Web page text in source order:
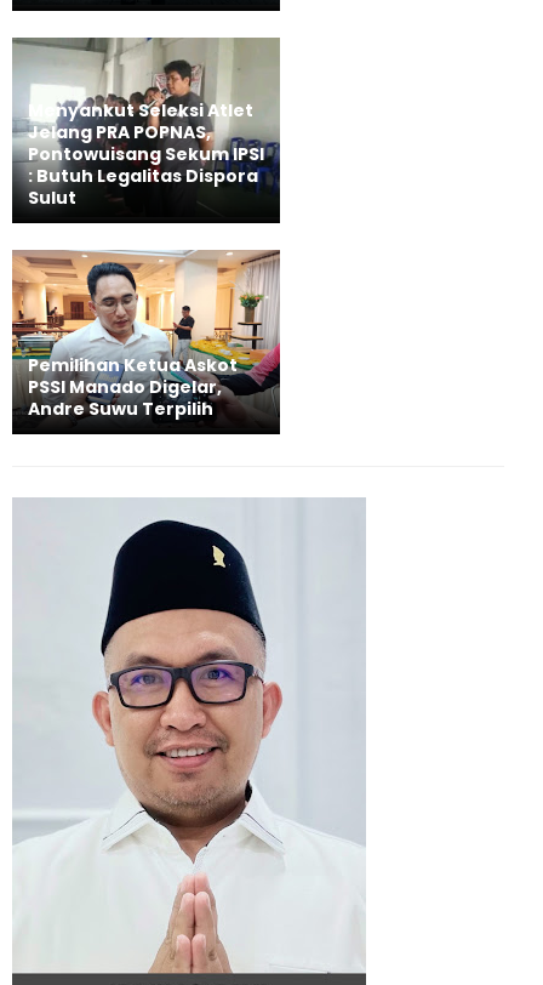
Menyankut Seleksi Atlet
Jelang PRA POPNAS,
Pontowuisang Sekum IPSI
: Butuh Legalitas Dispora
Sulut
Pemilihan Ketua Askot
PSSI Manado Digelar,
Andre Suwu Terpilih